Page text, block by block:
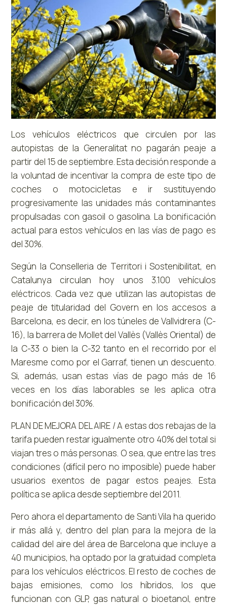
Los vehículos eléctricos que circulen por las
autopistas de la Generalitat no pagarán peaje a
partir del 15 de septiembre. Esta decisión responde a
la voluntad de incentivar la compra de este tipo de
coches o motocicletas e ir sustituyendo
progresivamente las unidades más contaminantes
propulsadas con gasoil o gasolina. La bonificación
actual para estos vehículos en las vías de pago es
del 30%.
Según la Conselleria de Territori i Sostenibilitat, en
Catalunya circulan hoy unos 3.100 vehículos
eléctricos. Cada vez que utilizan las autopistas de
peaje de titularidad del Govern en los accesos a
Barcelona, es decir, en los túneles de Vallvidrera (C-
16), la barrera de Mollet del Vallès (Vallès Oriental) de
la C-33 o bien la C-32 tanto en el recorrido por el
Maresme como por el Garraf, tienen un descuento.
Si, además, usan estas vías de pago más de 16
veces en los días laborables se les aplica otra
bonificación del 30%.
PLAN DE MEJORA DEL AIRE / A estas dos rebajas de la
tarifa pueden restar igualmente otro 40% del total si
viajan tres o más personas. O sea, que entre las tres
condiciones (difícil pero no imposible) puede haber
usuarios exentos de pagar estos peajes. Esta
política se aplica desde septiembre del 2011.
Pero ahora el departamento de Santi Vila ha querido
ir más allá y, dentro del plan para la mejora de la
calidad del aire del área de Barcelona que incluye a
40 municipios, ha optado por la gratuidad completa
para los vehículos eléctricos. El resto de coches de
bajas emisiones, como los híbridos, los que
funcionan con GLP, gas natural o bioetanol, entre